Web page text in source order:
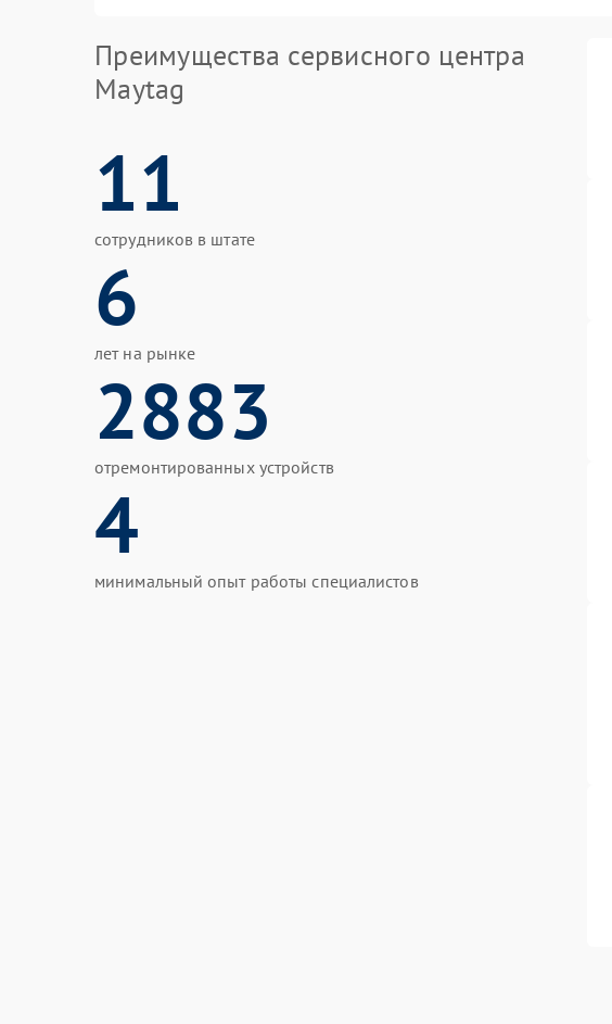
Преимущества сервисного центра
Maytag
11
сотрудников в штате
6
лет на рынке
2883
отремонтированных устройств
4
минимальный опыт работы специалистов